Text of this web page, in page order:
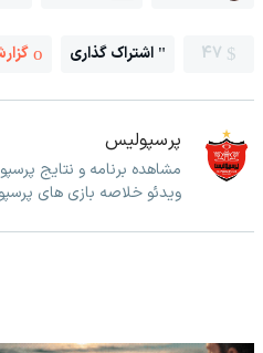
47 اشتراک گذاری
پرسپولیس
مشاهده برنامه و نتایج
ویدئو خلاصه بازی های